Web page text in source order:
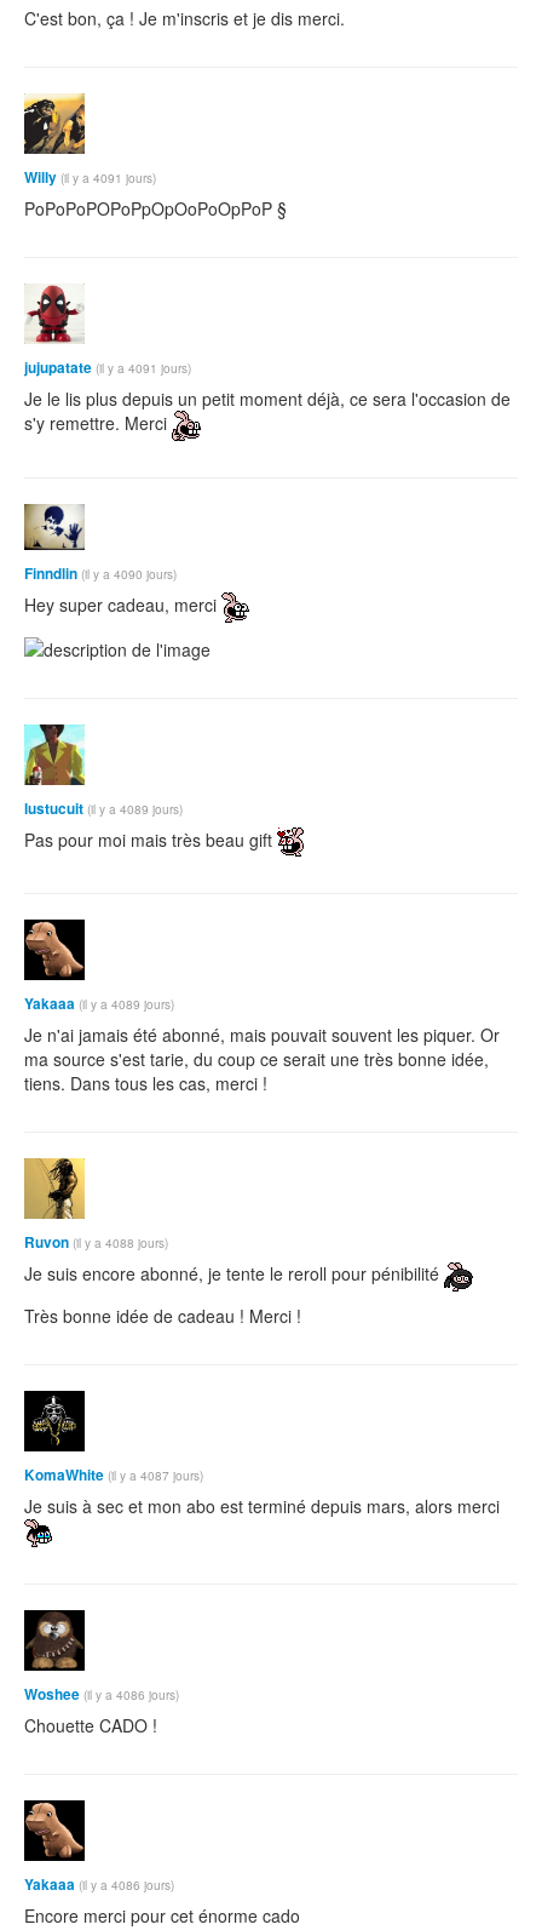
C'est bon, ça ! Je m'inscris et je dis merci.
Willy (il y a 4091 jours)
PoPoPoPOPoPpOpOoPoOpPoP §
jujupatate (il y a 4091 jours)
Je le lis plus depuis un petit moment déjà, ce sera l'occasion de
s'y remettre. Merci
Finndlin (il y a 4090 jours)
Hey super cadeau, merci
lustucuit (il y a 4089 jours)
Pas pour moi mais très beau gift
Yakaaa (il y a 4089 jours)
Je n'ai jamais été abonné, mais pouvait souvent les piquer. Or
ma source s'est tarie, du coup ce serait une très bonne idée,
tiens. Dans tous les cas, merci !
Ruvon (il y a 4088 jours)
Je suis encore abonné, je tente le reroll pour pénibilité
Très bonne idée de cadeau ! Merci !
KomaWhite (il y a 4087 jours)
Je suis à sec et mon abo est terminé depuis mars, alors merci
Woshee (il y a 4086 jours)
Chouette CADO !
Yakaaa (il y a 4086 jours)
Encore merci pour cet énorme cado